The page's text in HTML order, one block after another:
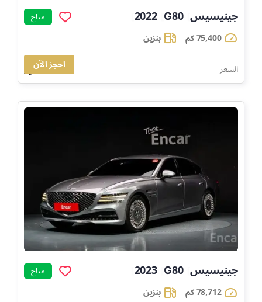
جينيسيس]
G80
2022 متاح
75,400 كم
بنزين
السعر
106,153
احجز الآن
جينيسيس]
G80
2023 متاح
78,712 كم
بنزين